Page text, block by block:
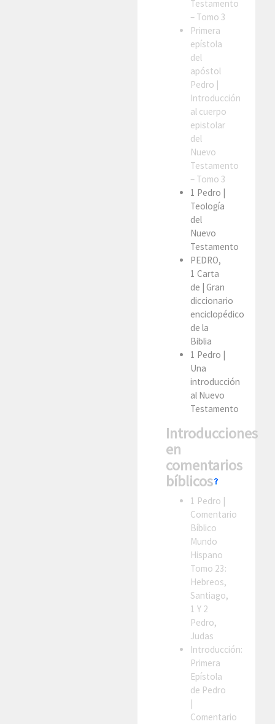
Testamento
– Tomo 3
Primera
epístola
del
apóstol
Pedro
Introducción
al cuerpo
epistolar
del
Nuevo
Testamento
– Tomo 3
1 Pedro
Teología
del
Nuevo
Testamento
PEDRO,
1 Carta
de | Gran
diccionario
enciclopédico
de la
Biblia
1 Pedro
Una
introducción
al Nuevo
Testamento
Introducciones
en
comentarios
bíblicos
1 Pedro
Comentario
Bíblico
Mundo
Hispano
Tomo 23:
Hebreos,
Santiago,
1 Y 2
Pedro,
Judas
Introducción:
Primera
Epístola
de Pedro
Comentario